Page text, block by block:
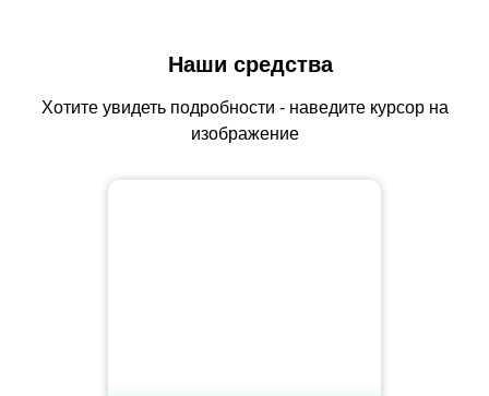
Наши средства
Хотите увидеть подробности - наведите курсор на
изображение